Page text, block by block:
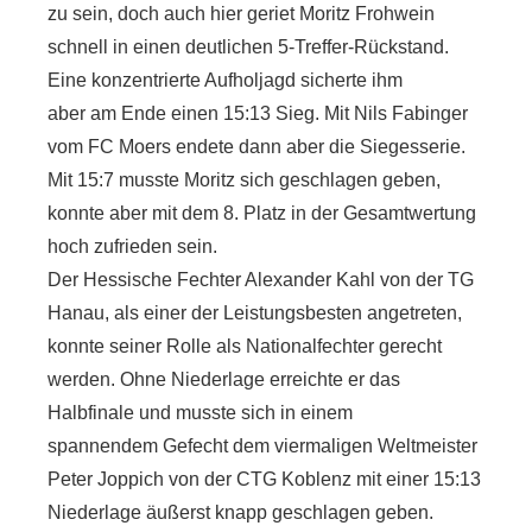
zu sein, doch auch hier geriet Moritz Frohwein
schnell in einen deutlichen 5-Treffer-Rückstand.
Eine konzentrierte Aufholjagd sicherte ihm
aber am Ende einen 15:13 Sieg. Mit Nils Fabinger
vom FC Moers endete dann aber die Siegesserie.
Mit 15:7 musste Moritz sich geschlagen geben,
konnte aber mit dem 8. Platz in der Gesamtwertung
hoch zufrieden sein.
Der Hessische Fechter Alexander Kahl von der TG
Hanau, als einer der Leistungsbesten angetreten,
konnte seiner Rolle als Nationalfechter gerecht
werden. Ohne Niederlage erreichte er das
Halbfinale und musste sich in einem
spannendem Gefecht dem viermaligen Weltmeister
Peter Joppich von der CTG Koblenz mit einer 15:13
Niederlage äußerst knapp geschlagen geben.